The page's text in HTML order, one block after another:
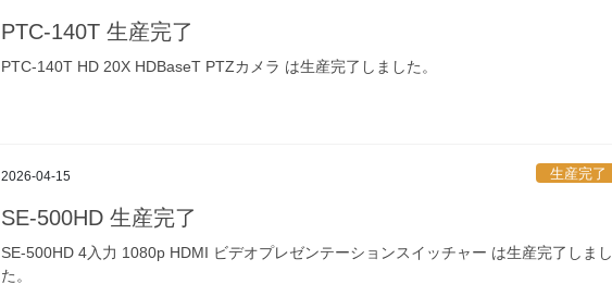
PTC-140T 生産完了
PTC-140T HD 20X HDBaseT PTZカメラ は生産完了しました。
2026-04-15 生産完了
SE-500HD 生産完了
SE-500HD 4入力 1080p HDMI ビデオプレゼンテーションスイッチャー は生産完了しまし
た。